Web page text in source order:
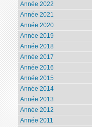
Année 2022
Année 2021
Année 2020
Année 2019
Année 2018
Année 2017
Année 2016
Année 2015
Année 2014
Année 2013
Année 2012
Année 2011